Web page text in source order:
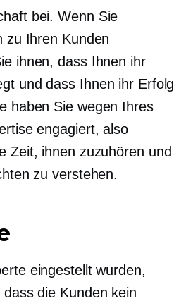
bei. Wenn Sie
zu Ihren Kunden
ihnen, dass Ihnen ihr
und dass Ihnen ihr Erfolg
haben Sie wegen Ihres
engagiert, also
Zeit, ihnen zuzuhören und
zu verstehen.
eingestellt wurden,
die Kunden kein